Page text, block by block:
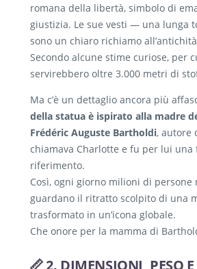
romana della libertà, simbolo di
giustizia. Le sue vesti — una lunga
sono un chiaro richiamo
Secondo alcune stime curiose, per
servirebbero oltre 3.000 metri di
Ma c’è un dettaglio ancora più
della statua è ispirato alla madre
Frédéric Auguste Bartholdi, autore
chiamava Charlotte e fu per lui una
riferimento.
Così, ogni giorno milioni di persone
guardano il ritratto scolpito di una
trasformato in un’icona globale.
Che onore per la mamma di
📏 2. DIMENSIONI, PESO